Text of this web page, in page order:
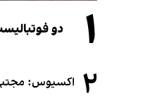
۱ دو فوتبالیست زن ایرانی ۵ ماه پس
۲ اکسیوس: مجتبی